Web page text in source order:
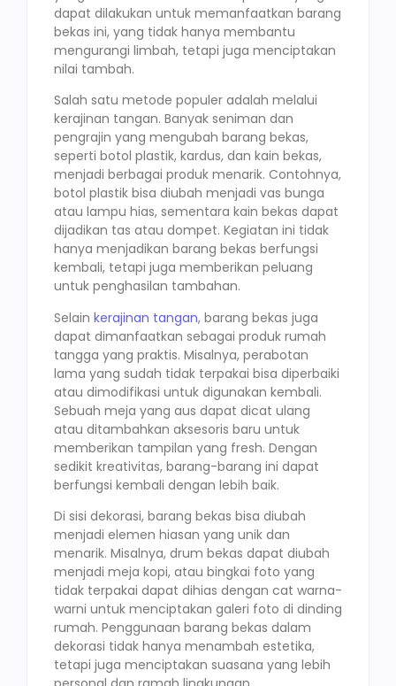
dapat dilakukan untuk memanfaatkan barang
bekas ini, yang tidak hanya membantu
mengurangi limbah, tetapi juga menciptakan
nilai tambah.
Salah satu metode populer adalah melalui
kerajinan tangan. Banyak seniman dan
pengrajin yang mengubah barang bekas,
seperti botol plastik, kardus, dan kain bekas,
menjadi berbagai produk menarik. Contohnya,
botol plastik bisa diubah menjadi vas bunga
atau lampu hias, sementara kain bekas dapat
dijadikan tas atau dompet. Kegiatan ini tidak
hanya menjadikan barang bekas berfungsi
kembali, tetapi juga memberikan peluang
untuk penghasilan tambahan.
Selain kerajinan tangan, barang bekas juga
dapat dimanfaatkan sebagai produk rumah
tangga yang praktis. Misalnya, perabotan
lama yang sudah tidak terpakai bisa diperbaiki
atau dimodifikasi untuk digunakan kembali.
Sebuah meja yang aus dapat dicat ulang
atau ditambahkan aksesoris baru untuk
memberikan tampilan yang fresh. Dengan
sedikit kreativitas, barang-barang ini dapat
berfungsi kembali dengan lebih baik.
Di sisi dekorasi, barang bekas bisa diubah
menjadi elemen hiasan yang unik dan
menarik. Misalnya, drum bekas dapat diubah
menjadi meja kopi, atau bingkai foto yang
tidak terpakai dapat dihias dengan cat warna-
warni untuk menciptakan galeri foto di dinding
rumah. Penggunaan barang bekas dalam
dekorasi tidak hanya menambah estetika,
tetapi juga menciptakan suasana yang lebih